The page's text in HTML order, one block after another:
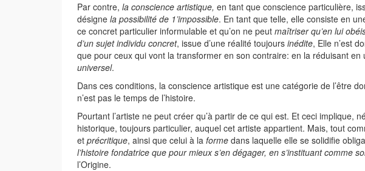
Par contre, la conscience artistique, en tant que conscience particulière,
désigne la possibilité de 1’impossible. En tant que telle, elle consiste en
ce concret particulier informulable et qu’on ne peut maîtriser qu’en lui
d’un sujet individu concret, issue d’une réalité toujours inédite, Elle n’est
que pour ceux qui vont la transformer en son contraire: en la réduisant en
universel.
Dans ces conditions, la conscience artistique est une catégorie de l’être
n’est pas le temps de l’histoire.
Pourtant l’artiste ne peut créer qu’à partir de ce qui est. Et ceci implique,
historique, toujours particulier, auquel cet artiste appartient. Mais, tout
et précritique, ainsi que celui à la forme dans laquelle elle se solidifie
l’histoire fondatrice que pour mieux s’en dégager, en s’instituant comme
l’Origine.